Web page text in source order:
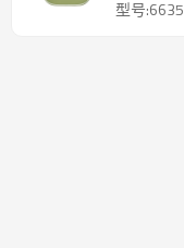
型号:6635